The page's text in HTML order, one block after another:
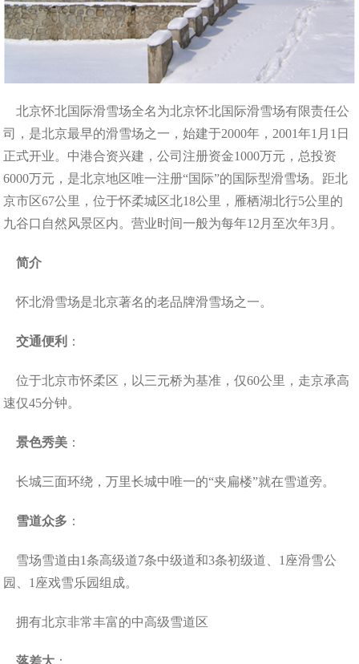
北京怀北国际滑雪场全名为北京怀北国际滑雪场有限责任公
司，是北京最早的滑雪场之一，始建于2000年，2001年1月1日
正式开业。中港合资兴建，公司注册资金1000万元，总投资
6000万元，是北京地区唯一注册“国际”的国际型滑雪场。距北
京市区67公里，位于怀柔城区北18公里，雁栖湖北行5公里的
九谷口自然风景区内。营业时间一般为每年12月至次年3月。
简介
怀北滑雪场是北京著名的老品牌滑雪场之一。
交通便利 ：
位于北京市怀柔区，以三元桥为基准，仅60公里，走京承高
速仅45分钟。
景色秀美 ：
长城三面环绕，万里长城中唯一的“夹扁楼”就在雪道旁。
雪道众多 ：
雪场雪道由1条高级道7条中级道和3条初级道、1座滑雪公
园、1座戏雪乐园组成。
拥有北京非常丰富的中高级雪道区
落差大 ：